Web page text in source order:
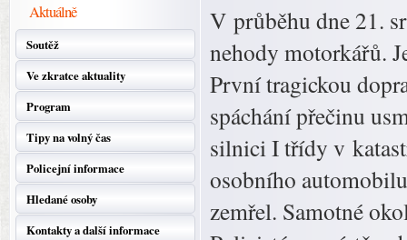
Aktuálně
Soutěž
Ve zkratce aktuality
Program
Tipy na volný čas
Policejní informace
Hledané osoby
Kontakty a další informace
V průběhu dne 21.
nehody motorkářů.
První tragickou
spáchání přečinu
silnici I třídy v
osobního
zemřel. Samotné